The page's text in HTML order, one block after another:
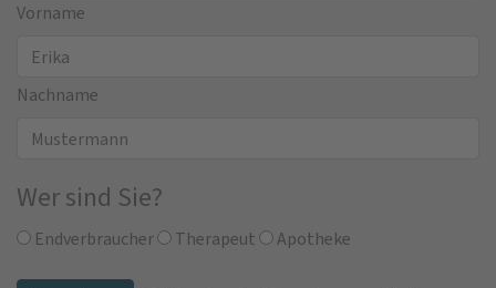
Vorname
Nachname
Wer sind Sie?
Endverbraucher Therapeut Apotheke